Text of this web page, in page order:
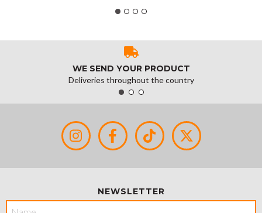
WE SEND YOUR PRODUCT
Deliveries throughout the country
NEWSLETTER